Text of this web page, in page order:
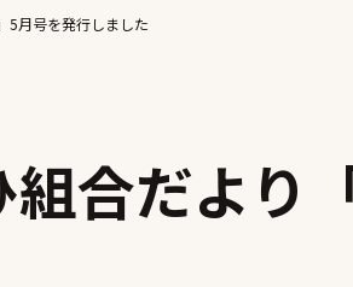
5月号を発行しました
合だより